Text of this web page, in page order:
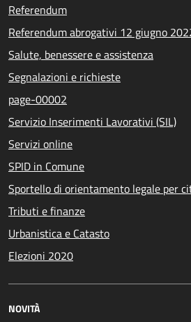
Referendum
Referendum abrogativi 12 giugno
Salute, benessere e assistenza
Segnalazioni e richieste
page-00002
Servizio Inserimenti Lavorativi (SIL)
Servizi online
SPID in Comune
Sportello di orientamento legale per
Tributi e finanze
Urbanistica e Catasto
Elezioni 2020
NOVITÀ